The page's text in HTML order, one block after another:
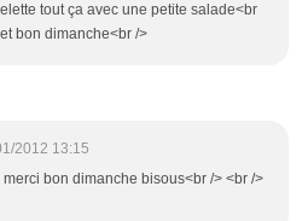
tout ça avec une petite salade<br
bon dimanche<br />
2012 13:15
merci bon dimanche bisous<br /> <br />